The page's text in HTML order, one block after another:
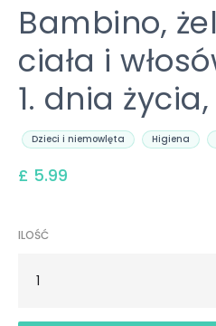
Bambino,
ciała i
1. dnia
Dzieci i niemowlęta Higiena
£ 5.99
ILOŚĆ